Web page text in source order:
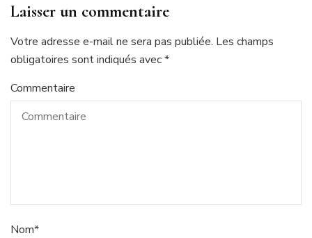
Laisser un commentaire
Votre adresse e-mail ne sera pas publiée. Les champs
obligatoires sont indiqués avec*
Commentaire
Nom*